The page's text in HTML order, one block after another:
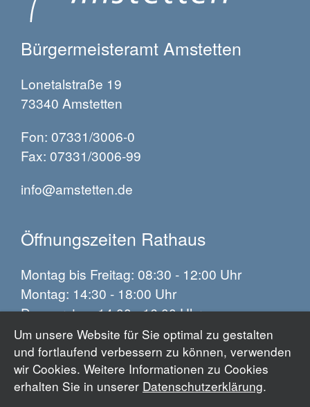
Um unsere Website für Sie optimal zu gestalten
und fortlaufend verbessern zu können, verwenden
wir Cookies. Weitere Informationen zu Cookies
erhalten Sie in unserer Datenschutzerklärung.
Bürgermeisteramt Amstetten
Lonetalstraße 19
73340 Amstetten
Fon: 07331/3006-0
Fax: 07331/3006-99
info@amstetten.de
Öffnungszeiten Rathaus
Montag bis Freitag: 08:30 - 12:00 Uhr
Montag: 14:30 - 18:00 Uhr
Donnerstag: 14:00 - 16:00 Uhr
Impressum
Datenschutz